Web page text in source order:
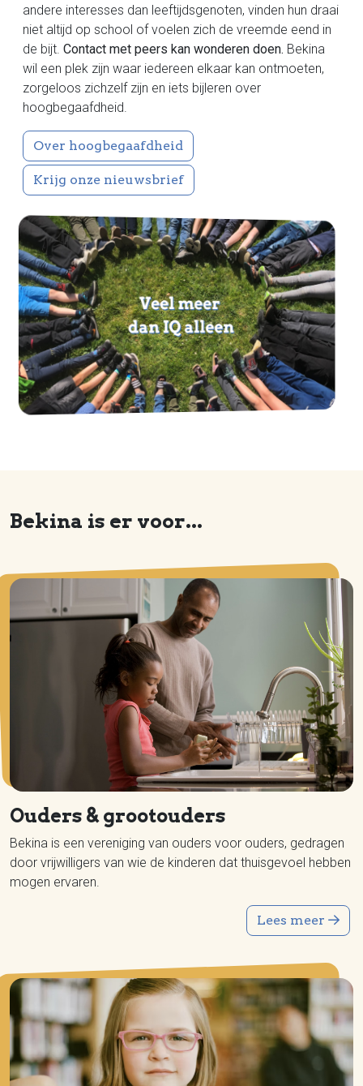
andere interesses dan leeftijdsgenoten, vinden hun draai
niet altijd op school of voelen zich de vreemde eend in
de bijt. Contact met peers kan wonderen doen. Bekina
wil een plek zijn waar iedereen elkaar kan ontmoeten,
zorgeloos zichzelf zijn en iets bijleren over
hoogbegaafdheid.
Over hoogbegaafdheid
Krijg onze nieuwsbrief
Bekina is er voor...
Ouders & grootouders
Bekina is een vereniging van ouders voor ouders, gedragen
door vrijwilligers van wie de kinderen dat thuisgevoel hebben
mogen ervaren.
Lees meer